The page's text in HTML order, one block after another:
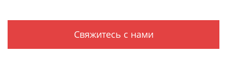
Свяжитесь с нами